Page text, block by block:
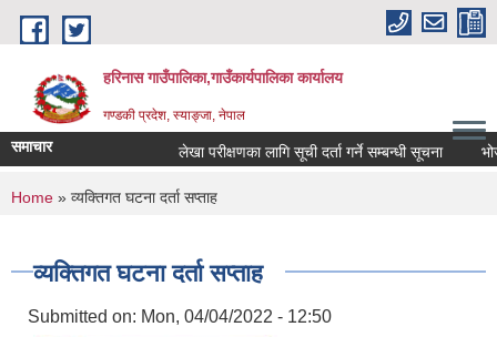
Skip to main content
हरिनास गाउँपालिका,गाउँकार्यपालिका कार्यालय
गण्डकी प्रदेश, स्याङ्जा, नेपाल
समाचार लेखा परीक्षणका लागि सूची दर्ता गर्ने सम्बन्धी सूचना भोज
You are here
Home » व्यक्तिगत घटना दर्ता सप्ताह
व्यक्तिगत घटना दर्ता सप्ताह
Submitted on: Mon, 04/04/2022 - 12:50